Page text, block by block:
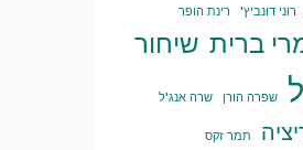
רוני דונביץ' רינת הופר
ברית שיחור
שפרה הורן שרה אנג'ל
תמר זקס